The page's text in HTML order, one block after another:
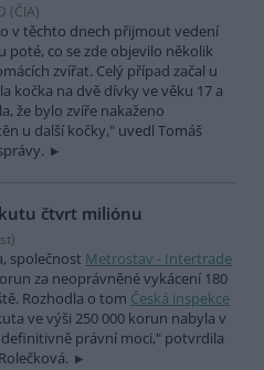
(ČIA)
v těchto dnech přijmout vedení
poté, co se zde objevilo několik
zvířat. Celý případ začal u
kočka na dvě dívky ve věku 17 a
že bylo zvíře nakaženo
u další kočky," uvedl Tomáš
čtvrt miliónu
společnost Metrostav - Intertrade
za neoprávněné vykácení 180
Rozhodla o tom Česká inspekce
ve výši 250 000 korun nabyla v
právní moci," potvrdila